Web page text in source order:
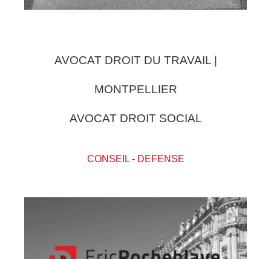
AVOCAT DROIT DU TRAVAIL |
MONTPELLIER
AVOCAT DROIT SOCIAL
CONSEIL- DEFENSE